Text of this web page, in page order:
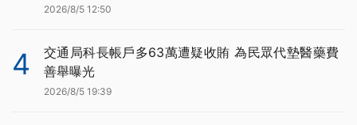
2026/8/5 12:50
4
交通局科長帳戶多63萬遭疑收賄 為民眾代墊醫藥費
善舉曝光
2026/8/5 19:39